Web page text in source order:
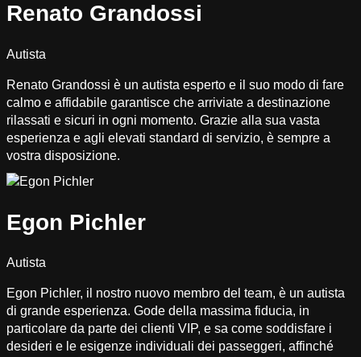
Renato Grandossi
Autista
Renato Grandossi è un autista esperto e il suo modo di fare
calmo e affidabile garantisce che arriviate a destinazione
rilassati e sicuri in ogni momento. Grazie alla sua vasta
esperienza e agli elevati standard di servizio, è sempre a
vostra disposizione.
Egon Pichler
Autista
Egon Pichler, il nostro nuovo membro del team, è un autista
di grande esperienza. Gode della massima fiducia, in
particolare da parte dei clienti VIP, e sa come soddisfare i
desideri e le esigenze individuali dei passeggeri, affinché